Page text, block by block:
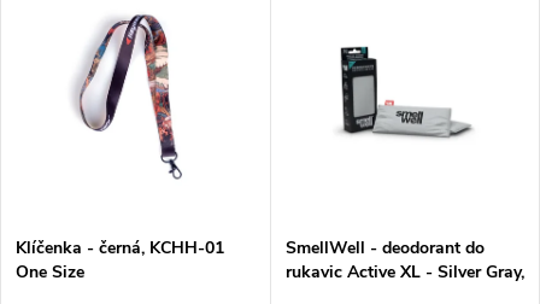
p
Abecedně
s
Klíčenka - černá, KCHH-01
One Size
SmellWell - deodorant do
rukavic Active XL - Silver Gray,